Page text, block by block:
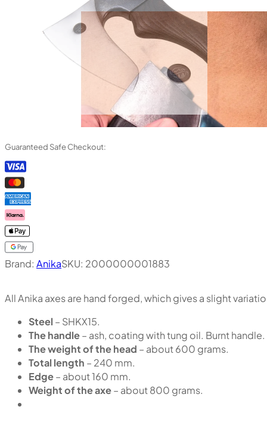
Guaranteed Safe Checkout:
All Anika axes are hand forged, which gives a slight
Steel – SHKX15.
The handle– ash, coating with tung oil. Burnt handle.
The weight of the head – about 600 grams.
Total length – 240 mm.
Edge– about 160 mm.
Weight of the axe– about 800 grams.
Brand: AnikaSKU: 2000000001883